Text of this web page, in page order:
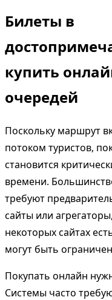
Билеты в
купить
очередей
Поскольку маршрут
потоком туристов,
становится
времени.
требуют
сайты или
некоторых сайтах
могут быть
Покупать онлайн
Системы часто